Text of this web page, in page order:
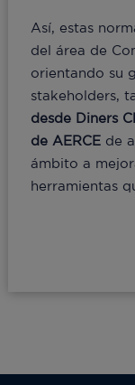
Así, estas
del área de
orientando su
stakeholders,
desde Diners
de AERCE de
ámbito a
herramientas